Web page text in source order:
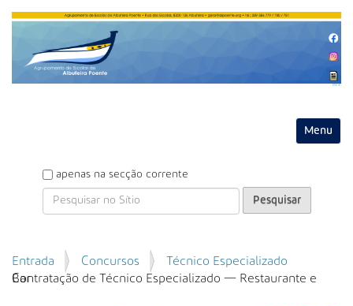
Toggle
P
e
i
s
apenas na secção corrente
P
e
Entrada Concursos
Técnico Especializado
Contratação de Técnico Especializado — Restaurante e Bar